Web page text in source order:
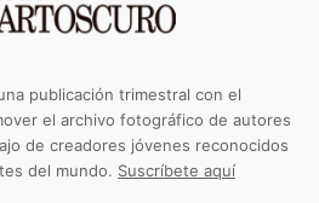
publicación trimestral con el
el archivo fotográfico de autores
de creadores jóvenes reconocidos
del mundo. Suscríbete aquí